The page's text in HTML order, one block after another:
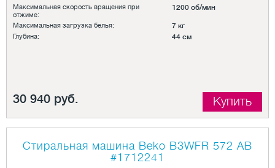
Максимальная скорость вращения при
отжиме:
1200 об/мин
Максимальная загрузка белья: 7 кг
Глубина: 44 см
30 940 руб. Купить
Стиральная машина Beko B3WFR 572 AB
#1712241